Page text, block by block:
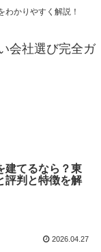
かりやすく解説！
会社選び完全ガ
建てるなら？東
評判と特徴を解
2026.04.27